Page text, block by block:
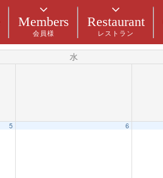
Members
会員様
Restaurant
レストラン
水
5 6